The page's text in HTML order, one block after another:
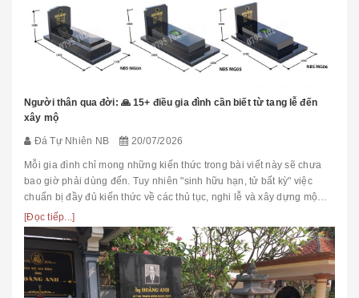
Người thân qua đời: 🙏 15+ điều gia đình cần biết từ tang lễ đến
xây mộ
Đá Tự Nhiên NB 20/07/2026
Mỗi gia đình chỉ mong những kiến thức trong bài viết này sẽ chưa
bao giờ phải dùng đến. Tuy nhiên "sinh hữu hạn, tử bất kỳ" việc
chuẩn bị đầy đủ kiến thức về các thủ tục, nghi lễ và xây dựng mộ
phầ...
[Đọc tiếp...]